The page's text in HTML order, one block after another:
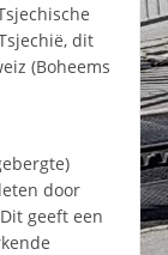
dit
(Boheems
door
geeft een